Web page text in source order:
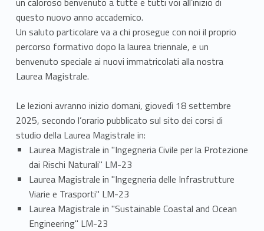
questo nuovo anno accademico.
Un saluto particolare va a chi prosegue con noi il proprio
percorso formativo dopo la laurea triennale, e un
benvenuto speciale ai nuovi immatricolati alla nostra
Laurea Magistrale.
Le lezioni avranno inizio domani, giovedì 18 settembre
2025, secondo l’orario pubblicato sul sito dei corsi di
studio della Laurea Magistrale in:
Laurea Magistrale in "Ingegneria Civile per la Protezione
dai Rischi Naturali" LM-23
Laurea Magistrale in "Ingegneria delle Infrastrutture
Viarie e Trasporti" LM-23
Laurea Magistrale in "Sustainable Coastal and Ocean
Engineering" LM-23